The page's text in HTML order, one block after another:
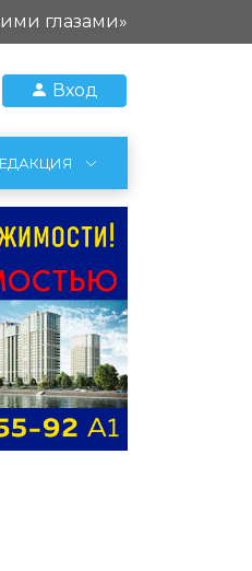
глазами»
Вход